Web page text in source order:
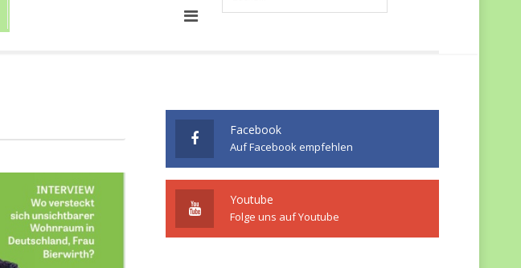
Facebook
Auf Facebook empfehlen
Youtube
Folge uns auf Youtube